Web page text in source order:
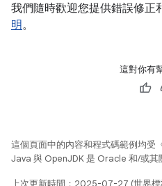
我們隨時歡迎您提供錯誤修正
明。
這對你有
這個頁面中的內容和程式碼範例均受
Java 與 OpenJDK 是 Oracle 和/或其